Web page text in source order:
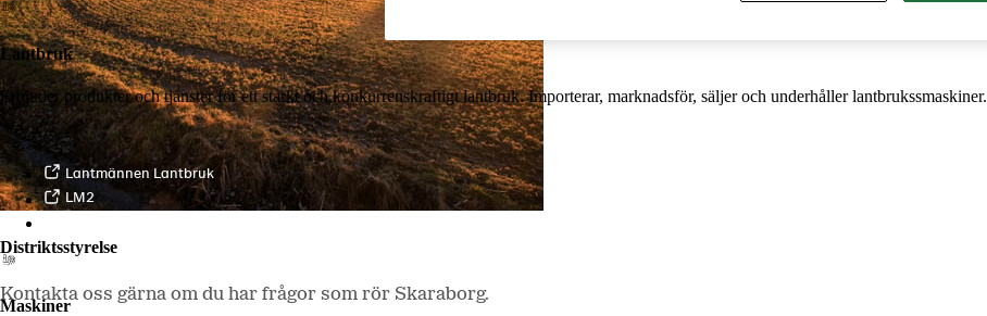
Lantbruk
Erbjuder produkter och tjänster för ett starkt och konkurrenskraftigt lantbruk. Importerar, marknadsför, säljer och underhåller lantbrukssmaskiner.
Lantmännen Lantbruk
LM2
Maskiner
Distriktsstyrelse
Kontakta oss gärna om du har frågor som rör Skaraborg.